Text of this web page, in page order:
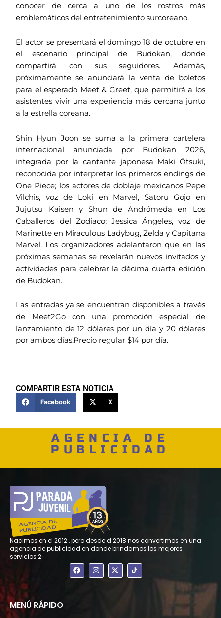
conocer de cerca a uno de los rostros más
emblemáticos del entretenimiento surcoreano.
El actor se presentará el domingo 18 de octubre en
el escenario principal de Budokan, donde
compartirá con sus seguidores. Además,
próximamente se anunciará la venta de boletos
para el esperado Meet & Greet, que permitirá a los
asistentes vivir una experiencia más cercana junto
a la estrella coreana.
Shin Hyun Joon se suma a la primera cartelera
internacional anunciada por Budokan 2026,
integrada por la cantante japonesa Maki Ōtsuki,
reconocida por interpretar los primeros endings de
One Piece; los actores de doblaje mexicanos Pepe
Vilchis, voz de Loki en Marvel, Satoru Gojo en
Jujutsu Kaisen y Shun de Andrómeda en Los
Caballeros del Zodiaco; Jessica Ángeles, voz de
Marinette en Miraculous Ladybug, Zelda y Capitana
Marvel. Los organizadores adelantaron que en las
próximas semanas se revelarán nuevos invitados y
actividades para celebrar la décima cuarta edición
de Budokan.
Las entradas ya se encuentran disponibles a través
de Meet2Go con una promoción especial de
lanzamiento de 12 dólares por un día y 20 dólares
por ambos días.Precio regular $14 por día.
COMPARTIR ESTA NOTICIA
Facebook X
AGENCIA DE
PUBLICIDAD
Nacimos en el 2012 , pero desde el 2018 nos convertimos en una
agencia de publicidad en donde brindamos los mejores
servicios.2
F
a
c
I
n
s
X
-
t
MENÚ RÁPIDO